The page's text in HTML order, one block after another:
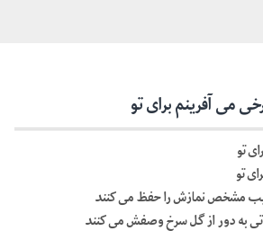
می آفرینم برای تو
تو
تو
مشخص نمازش را حفظ می کنند
به دور از گل سرخ وصفش می کنند